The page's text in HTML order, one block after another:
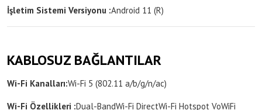
İşletim Sistemi Versiyonu :Android 11 (R)
KABLOSUZ BAĞLANTILAR
Wi-Fi Kanalları:Wi-Fi 5 (802.11 a/b/g/n/ac)
Wi-Fi Özellikleri :Dual-BandWi-Fi DirectWi-Fi Hotspot VoWiFi